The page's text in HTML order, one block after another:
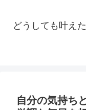
どうしても叶え
自分の気持ち